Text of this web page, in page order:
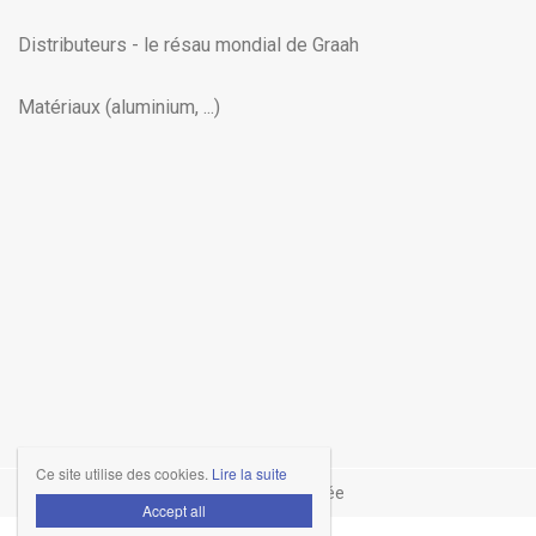
Distributeurs - le résau mondial de Graah
Matériaux (aluminium, ...)
Disclaimer Déclaration Vie Privée
Ce site utilise des cookies. Lire la suite
Accept all